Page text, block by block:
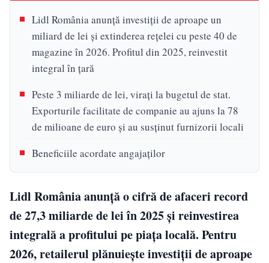
Lidl România anunță investiții de aproape un
miliard de lei și extinderea rețelei cu peste 40 de
magazine în 2026. Profitul din 2025, reinvestit
integral în țară
Peste 3 miliarde de lei, virați la bugetul de stat.
Exporturile facilitate de companie au ajuns la 78
de milioane de euro și au susținut furnizorii locali
Beneficiile acordate angajaților
Lidl România anunță o cifră de afaceri record
de 27,3 miliarde de lei în 2025 și reinvestirea
integrală a profitului pe piața locală. Pentru
2026, retailerul plănuiește investiții de aproape